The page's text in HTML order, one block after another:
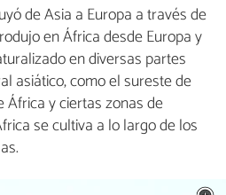
de Asia a Europa a través de
en África desde Europa y
en diversas partes
asiático, como el sureste de
África y ciertas zonas de
se cultiva a lo largo de los